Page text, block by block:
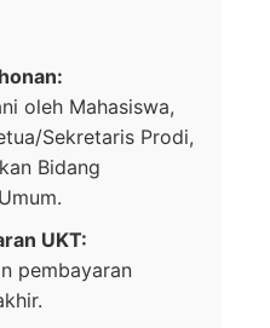
oleh Mahasiswa,
Sekretaris Prodi,
Bidang
UKT:
pembayaran